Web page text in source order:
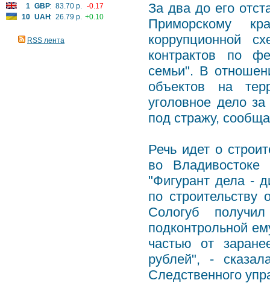
1 GBP: 83.70 р. -0.17
10 UAH: 26.79 р. +0.10
RSS лента
За два до его
Приморскому
коррупционной
контрактов по
семьи". В
объектов на
уголовное дело
под стражу,
Речь идет о
во
"Фигурант дела -
по строительству
Сологуб
подконтрольной
частью от
рублей", -
Следственного